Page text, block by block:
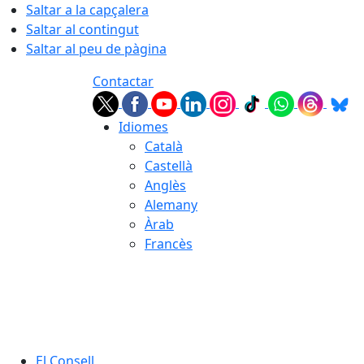
Saltar a la capçalera
Saltar al contingut
Saltar al peu de pàgina
Contactar
Idiomes
Català
Castellà
Anglès
Alemany
Àrab
Francès